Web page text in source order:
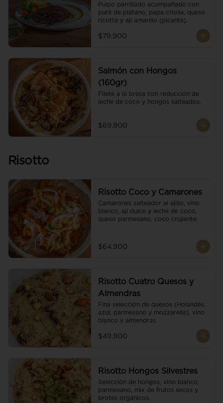
Pulpo parrillado acompañado con
puré de plátano, papa criolla, queso
ricotta y ají amarillo (picante).
$79.900
Salmón con Hongos
(160gr)
Filete a la brasa con reducción de
leche de coco y hongos salteados.
$69.900
Risotto
Risotto Coco y Camarones
Camarones salteador al ajillo, vino
blanco, ají dulce y leche de coco,
queso parmesano, coco crujiente.
$64.900
Risotto Cuatro Quesos y
Almendras
Fina selección de quesos (Holandés,
azul, parmesano y mozzarella), vino
blanco y almendras.
$49.900
Risotto Hongos Silvestres
Selección de hongos, vino blanco,
parmesano, mix de frutos secos y
brotes orgánicos.